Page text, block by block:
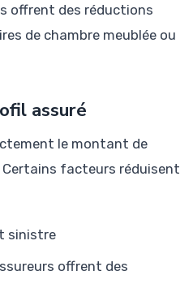
offrent des réductions
de chambre meublée ou
assuré
le montant de
facteurs réduisent
sinistre
offrent des